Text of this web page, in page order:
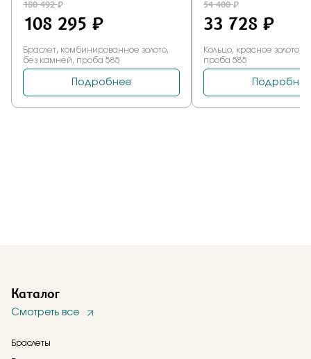
Каталог
Смотреть все
Браслеты